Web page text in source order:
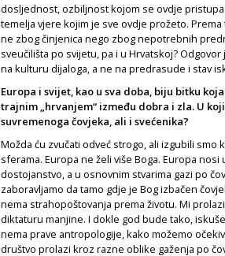
dosljednost, ozbiljnost kojom se ovdje
temelja vjere kojim je sve ovdje prožeto.
ne zbog činjenica nego zbog nepotrebnih
sveučilišta po svijetu, pa i u Hrvatskoj?
na kulturu dijaloga, a ne na predrasude i stav
Europa i svijet, kao u sva doba, biju bitku
trajnim „hrvanjem“ između dobra i zla. U
suvremenoga čovjeka, ali i svećenika?
Možda ću zvučati odveć strogo, ali izgubili smo
sferama. Europa ne želi više Boga. Europa
dostojanstvo, a u osnovnim stvarima gazi po
zaboravljamo da tamo gdje je Bog izbačen
nema strahopoštovanja prema životu. Mi
diktaturu manjine. I dokle god bude tako,
nema prave antropologije, kako možemo
društvo prolazi kroz razne oblike gaženja po